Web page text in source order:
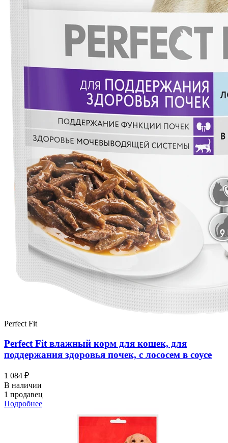
Perfect Fit
Perfect Fit влажный корм для кошек, для
поддержания здоровья почек, с лососем в соусе
1 084 ₽
В наличии
1 продавец
Подробнее